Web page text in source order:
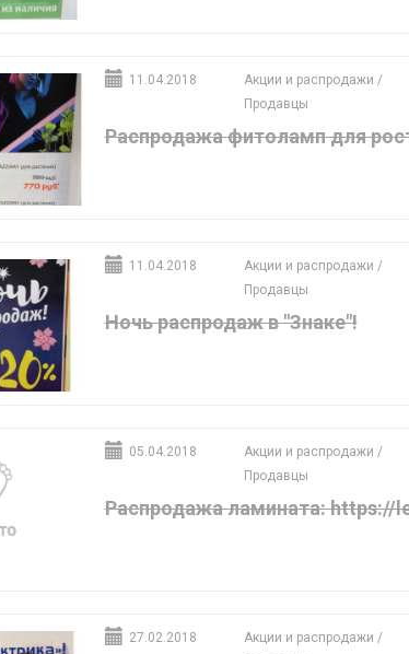
11.04.2018 Акции и распродажи /
Продавцы
Распродажа фитоламп для
11.04.2018 Акции и распродажи /
Продавцы
Ночь распродаж в "Знаке"!
05.04.2018 Акции и распродажи /
Продавцы
Распродажа ламината: https://
27.02.2018 Акции и распродажи /